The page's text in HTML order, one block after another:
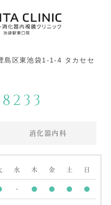
島区東池袋1-1-4 タカセセ
消化器内科
水 木 金 土 日
- ● ● ● ●